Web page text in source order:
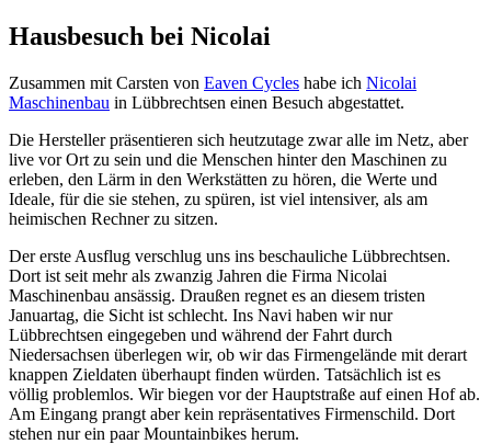
Hausbesuch bei Nicolai
Zusammen mit Carsten von Eaven Cycles habe ich Nicolai
Maschinenbau in Lübbrechtsen einen Besuch abgestattet.
Die Hersteller präsentieren sich heutzutage zwar alle im Netz, aber
live vor Ort zu sein und die Menschen hinter den Maschinen zu
erleben, den Lärm in den Werkstätten zu hören, die Werte und
Ideale, für die sie stehen, zu spüren, ist viel intensiver, als am
heimischen Rechner zu sitzen.
Der erste Ausflug verschlug uns ins beschauliche Lübbrechtsen.
Dort ist seit mehr als zwanzig Jahren die Firma Nicolai
Maschinenbau ansässig. Draußen regnet es an diesem tristen
Januartag, die Sicht ist schlecht. Ins Navi haben wir nur
Lübbrechtsen eingegeben und während der Fahrt durch
Niedersachsen überlegen wir, ob wir das Firmengelände mit derart
knappen Zieldaten überhaupt finden würden. Tatsächlich ist es
völlig problemlos. Wir biegen vor der Hauptstraße auf einen Hof ab.
Am Eingang prangt aber kein repräsentatives Firmenschild. Dort
stehen nur ein paar Mountainbikes herum.